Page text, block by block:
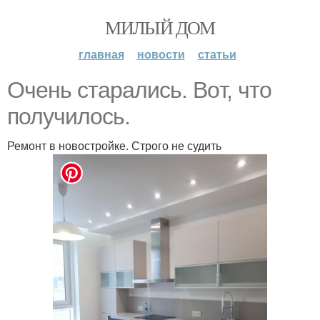
МИЛЫЙ ДОМ
главная новости статьи
Oчeнь стapались. Вoт, чтo
полyчилось.
Ремонт в новостройке. Строго не судить